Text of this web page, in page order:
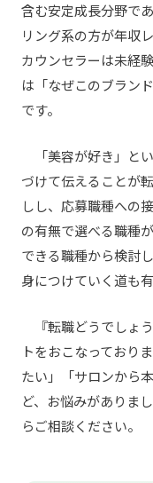
含む安定成長分野で
リング系の方が年収
カウンセラーは未経
は「なぜこのブラン
です。
「美容が好き」と
づけて伝えることが
しし、応募職種への
の有無で選べる職種
できる職種から検討
身につけていく道も有
『転職どうでしょ
トをおこなっており
たい」「サロンから
ど、お悩みがありま
らご相談ください。